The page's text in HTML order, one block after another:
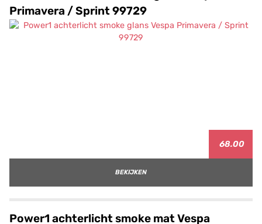
Primavera / Sprint 99729
68.00
BEKIJKEN
Power1 achterlicht smoke mat Vespa